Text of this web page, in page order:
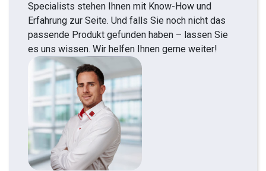
Specialists stehen Ihnen mit Know-How und
Erfahrung zur Seite. Und falls Sie noch nicht das
passende Produkt gefunden haben – lassen Sie
es uns wissen. Wir helfen Ihnen gerne weiter!